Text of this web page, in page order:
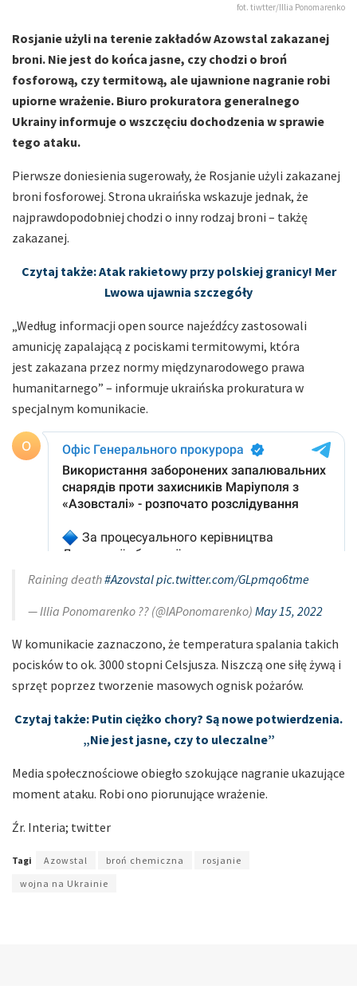
fot. tiwtter/Illia Ponomarenko
Rosjanie użyli na terenie zakładów Azowstal zakazanej
broni. Nie jest do końca jasne, czy chodzi o broń
fosforową, czy termitową, ale ujawnione nagranie robi
upiorne wrażenie. Biuro prokuratora generalnego
Ukrainy informuje o wszczęciu dochodzenia w sprawie
tego ataku.
Pierwsze doniesienia sugerowały, że Rosjanie użyli zakazanej
broni fosforowej. Strona ukraińska wskazuje jednak, że
najprawdopodobniej chodzi o inny rodzaj broni – takżę
zakazanej.
Czytaj także: Atak rakietowy przy polskiej granicy! Mer
Lwowa ujawnia szczegóły
„Według informacji open source najeźdźcy zastosowali
amunicję zapalającą z pociskami termitowymi, która
jest zakazana przez normy międzynarodowego prawa
humanitarnego” – informuje ukraińska prokuratura w
specjalnym komunikacie.